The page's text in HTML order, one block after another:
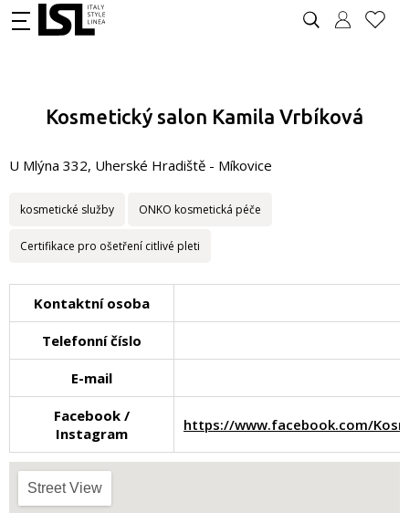
Kosmetický salon Kamila Vrbíková
U Mlýna 332, Uherské Hradiště - Míkovice
kosmetické služby ONKO kosmetická péče
Certifikace pro ošetření citlivé pleti
Kontaktní osoba
Telefonní číslo
E-mail
Facebook /
Instagram
https://www.facebook.com/
Street View